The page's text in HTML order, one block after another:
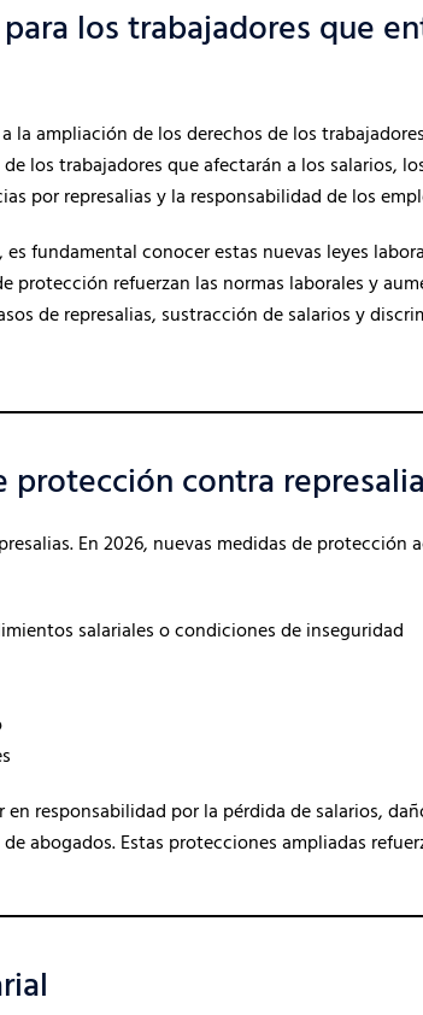
los trabajadores que
ampliación de los derechos de los
los trabajadores que afectarán a los salarios,
por represalias y la responsabilidad de los
fundamental conocer estas nuevas leyes
protección refuerzan las normas laborales y
de represalias, sustracción de salarios y
protección contra
En 2026, nuevas medidas de protección
salariales o condiciones de inseguridad
responsabilidad por la pérdida de salarios,
abogados. Estas protecciones ampliadas